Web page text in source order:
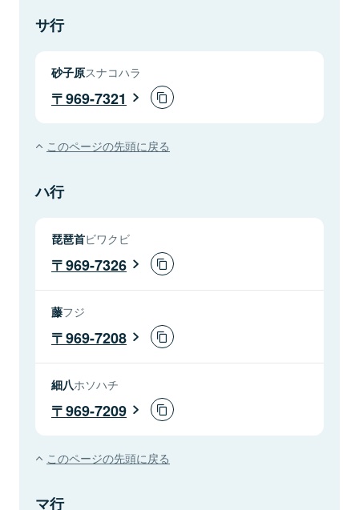
サ行
砂子原スナコハラ
969-7321
このページの先頭に戻る
ハ行
琵琶首ビワクビ
969-7326
藤フジ
969-7208
細八ホソハチ
969-7209
このページの先頭に戻る
マ行